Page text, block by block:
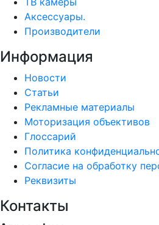
Аксессуары.
Производители
Информация
Новости
Статьи
Рекламные материалы
Моторизация объективов
Глоссарий
Политика
Согласие на обработку
Реквизиты
Контакты